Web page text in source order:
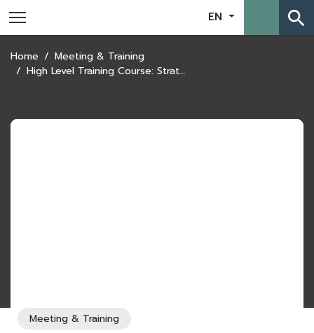
EN search
Home
Meeting & Training
High Level Training Course: Strategic Economic Diplomacy
Meeting & Training